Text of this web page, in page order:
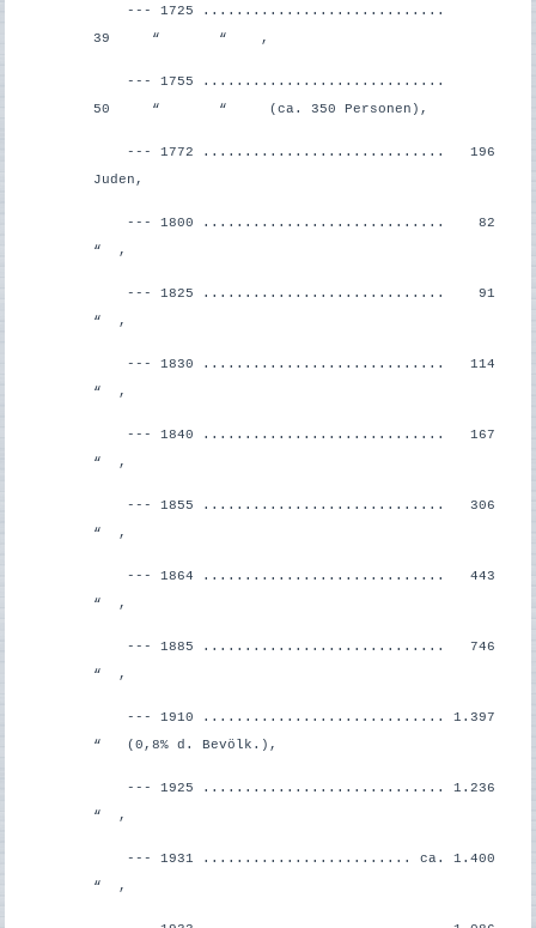
--- 1725 .............................
39 “ “ ,
--- 1755 .............................
50 “ “ (ca. 350 Personen),
--- 1772 ............................. 196
Juden,
--- 1800 ............................. 82
“ ,
--- 1825 ............................. 91
“ ,
--- 1830 ............................. 114
“ ,
--- 1840 ............................. 167
“ ,
--- 1855 ............................. 306
“ ,
--- 1864 ............................. 443
“ ,
--- 1885 ............................. 746
“ ,
--- 1910 ............................. 1.397
“ (0,8% d. Bevölk.),
--- 1925 ............................. 1.236
“ ,
--- 1931 ......................... ca. 1.400
“ ,